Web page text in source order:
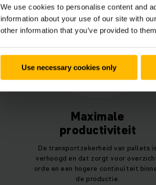
We use cookies to personalise content and
information about your use of our site with
other information that you’ve provided to
Use necessary cookies only
Maximale
productiviteit
De transportzekerheid van pallets
verhoogd en dat zorgt voor
orde en een hogere continuïteit
de productie.